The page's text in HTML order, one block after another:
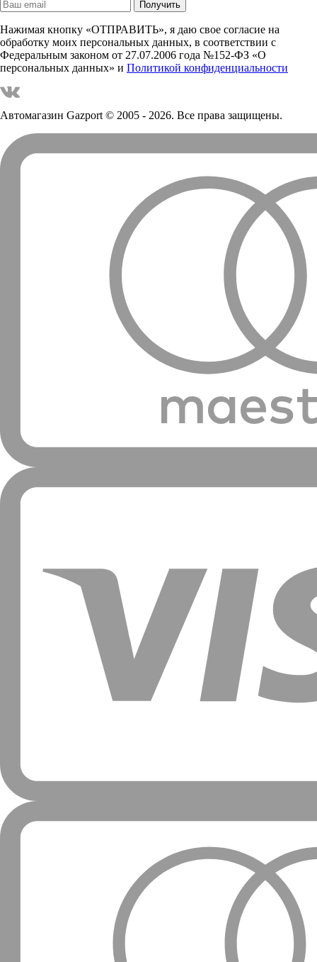
Нажимая кнопку «ОТПРАВИТЬ», я даю свое согласие на
обработку моих персональных данных, в соответствии с
Федеральным законом от 27.07.2006 года №152-ФЗ «О
персональных данных» и Политикой конфиденциальности
Автомагазин Gazport© 2005 - 2026. Все права защищены.